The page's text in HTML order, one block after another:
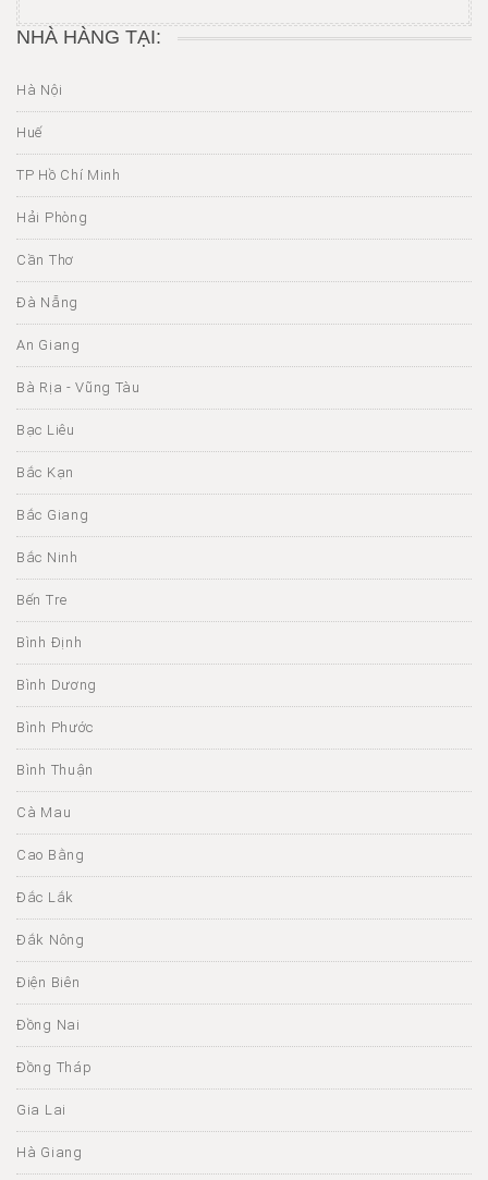
NHÀ HÀNG TẠI:
Hà Nội
Huế
TP Hồ Chí Minh
Hải Phòng
Cần Thơ
Đà Nẵng
An Giang
Bà Rịa - Vũng Tàu
Bạc Liêu
Bắc Kạn
Bắc Giang
Bắc Ninh
Bến Tre
Bình Định
Bình Dương
Bình Phước
Bình Thuận
Cà Mau
Cao Bằng
Đắc Lắk
Đắk Nông
Điện Biên
Đồng Nai
Đồng Tháp
Gia Lai
Hà Giang